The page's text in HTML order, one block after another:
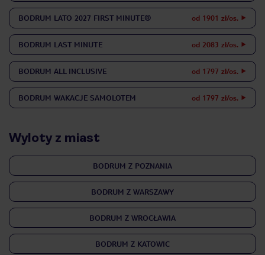
BODRUM LATO 2027 FIRST MINUTE® od 1901 zł/os.
BODRUM LAST MINUTE od 2083 zł/os.
BODRUM ALL INCLUSIVE od 1797 zł/os.
BODRUM WAKACJE SAMOLOTEM od 1797 zł/os.
Wyloty z miast
BODRUM Z POZNANIA
BODRUM Z WARSZAWY
BODRUM Z WROCŁAWIA
BODRUM Z KATOWIC